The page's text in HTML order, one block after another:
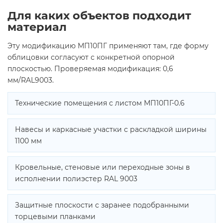
Для каких объектов подходит
материал
Эту модификацию МП10ПГ применяют там, где форму
облицовки согласуют с конкретной опорной
плоскостью. Проверяемая модификация: 0,6
мм/RAL9003.
Технические помещения с листом МП10ПГ-0.6
Навесы и каркасные участки с раскладкой ширины
1100 мм
Кровельные, стеновые или переходные зоны в
исполнении полиэстер RAL 9003
Защитные плоскости с заранее подобранными
торцевыми планками